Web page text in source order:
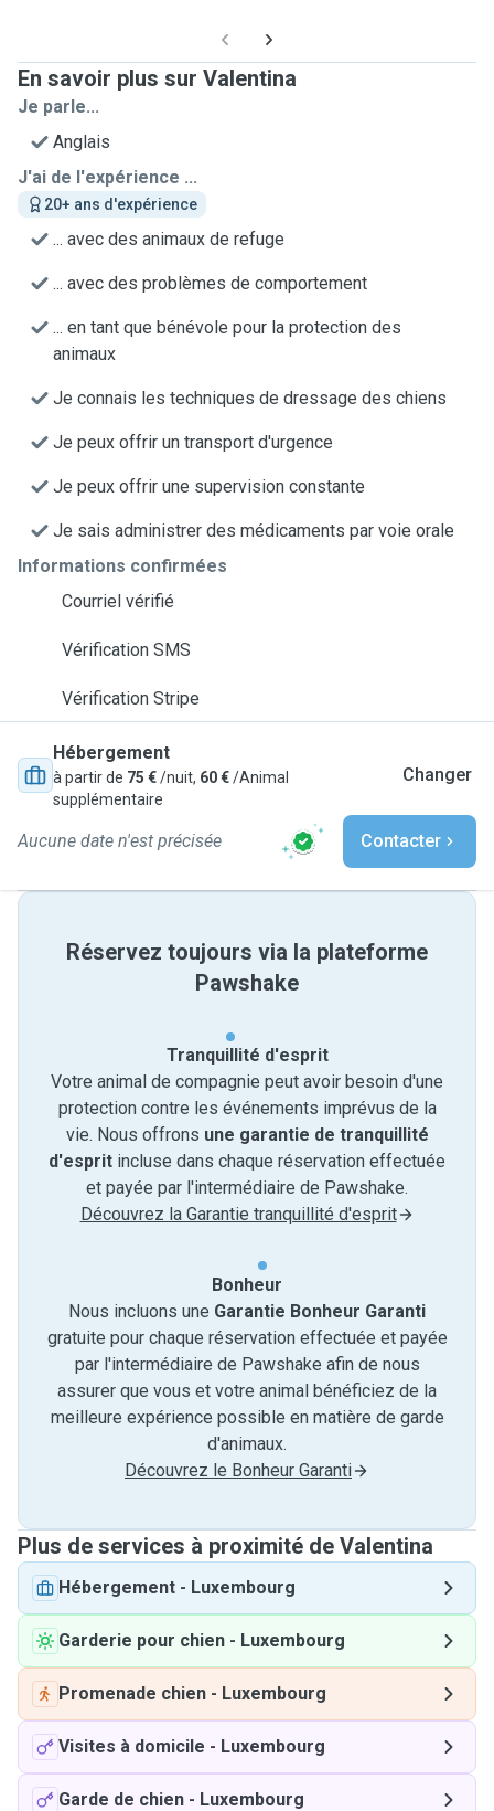
En savoir plus sur Valentina
Je parle...
Anglais
J'ai de l'expérience ...
20+ ans d'expérience
... avec des animaux de refuge
... avec des problèmes de comportement
... en tant que bénévole pour la protection des
animaux
Je connais les techniques de dressage des chiens
Je peux offrir un transport d'urgence
Je peux offrir une supervision constante
Je sais administrer des médicaments par voie orale
Informations confirmées
Courriel vérifié
Vérification SMS
Vérification Stripe
Hébergement
à partir de 75 €/nuit, 60 €/Animal
supplémentaire
Changer
Aucune date n'est précisée Contacter
Réservez toujours via la plateforme
Pawshake
Tranquillité d'esprit
Votre animal de compagnie peut avoir besoin d'une
protection contre les événements imprévus de la
vie. Nous offrons une garantie de tranquillité
d'esprit incluse dans chaque réservation effectuée
et payée par l'intermédiaire de Pawshake.
Découvrez la Garantie tranquillité d'esprit
Bonheur
Nous incluons une Garantie Bonheur Garanti
gratuite pour chaque réservation effectuée et payée
par l'intermédiaire de Pawshake afin de nous
assurer que vous et votre animal bénéficiez de la
meilleure expérience possible en matière de garde
d'animaux.
Découvrez le Bonheur Garanti
Plus de services à proximité de Valentina
Hébergement - Luxembourg
Garderie pour chien - Luxembourg
Promenade chien - Luxembourg
Visites à domicile - Luxembourg
Garde de chien - Luxembourg